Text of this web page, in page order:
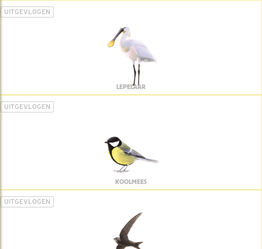
UITGEVLOGEN
LEPELAAR
UITGEVLOGEN
KOOLMEES
UITGEVLOGEN